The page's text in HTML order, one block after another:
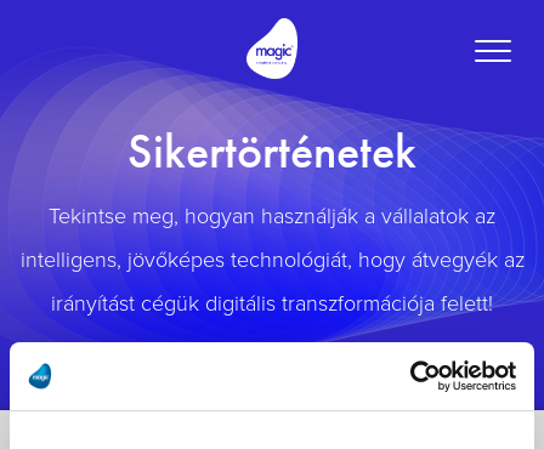
Toggle
Sikertörténetek
Tekintse meg, hogyan használják a vállalatok az
intelligens, jövőképes technológiát, hogy átvegyék az
irányítást cégük digitális transzformációja felett!